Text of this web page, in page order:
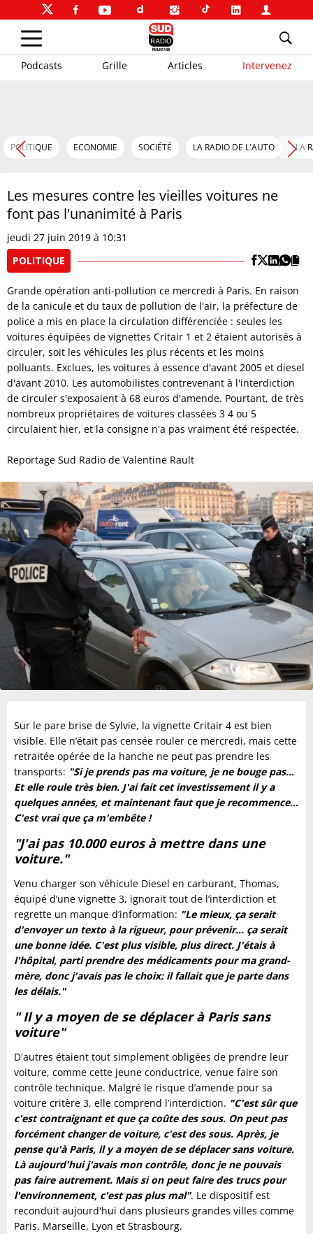
Podcasts Grille Articles Intervenez
POLITIQUE ECONOMIE SOCIÉTÉ LA RADIO DE L'AUTO LA
Les mesures contre les vieilles voitures ne
font pas l'unanimité à Paris
jeudi 27 juin 2019 à 10:31
POLITIQUE
Grande opération anti-pollution ce mercredi à Paris. En raison
de la canicule et du taux de pollution de l'air, la préfecture de
police a mis en place la circulation différenciée : seules les
voitures équipées de vignettes Critair 1 et 2 étaient autorisés à
circuler, soit les véhicules les plus récents et les moins
polluants. Exclues, les voitures à essence d'avant 2005 et diesel
d'avant 2010. Les automobilistes contrevenant à l'interdiction
de circuler s'exposaient à 68 euros d'amende. Pourtant, de très
nombreux propriétaires de voitures classées 3 4 ou 5
circulaient hier, et la consigne n'a pas vraiment été respectée.
Reportage Sud Radio de Valentine Rault
Sur le pare brise de Sylvie, la vignette Critair 4 est bien
visible. Elle n’était pas censée rouler ce mercredi, mais cette
retraitée opérée de la hanche ne peut pas prendre les
transports: "Si je prends pas ma voiture, je ne bouge pas...
Et elle roule très bien. J'ai fait cet investissement il y a
quelques années, et maintenant faut que je recommence...
C'est vrai que ça m'embête !
"J'ai pas 10.000 euros à mettre dans une
voiture."
Venu charger son véhicule Diesel en carburant, Thomas,
équipé d’une vignette 3, ignorait tout de l’interdiction et
regrette un manque d’information: "Le mieux, ça serait
d'envoyer un texto à la rigueur, pour prévenir... ça serait
une bonne idée. C'est plus visible, plus direct. J'étais à
l'hôpital, parti prendre des médicaments pour ma grand-
mère, donc j'avais pas le choix: il fallait que je parte dans
les délais."
" Il y a moyen de se déplacer à Paris sans
voiture"
D'autres étaient tout simplement obligées de prendre leur
voiture, comme cette jeune conductrice, venue faire son
contrôle technique. Malgré le risque d’amende pour sa
voiture critère 3, elle comprend l’interdiction. "C'est sûr que
c'est contraignant et que ça coûte des sous. On peut pas
forcément changer de voiture, c'est des sous. Après, je
pense qu'à Paris, il y a moyen de se déplacer sans voiture.
Là aujourd'hui j'avais mon contrôle, donc je ne pouvais
pas faire autrement. Mais si on peut faire des trucs pour
l'environnement, c'est pas plus mal". Le dispositif est
reconduit aujourd'hui dans plusieurs grandes villes comme
Paris, Marseille, Lyon et Strasbourg.